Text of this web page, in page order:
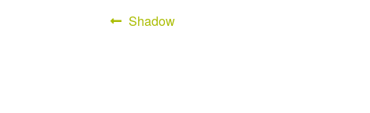
Beitragsnavigation
Vorheriger
Shadow